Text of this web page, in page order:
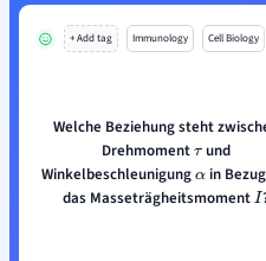
+ Add tag Immunology Cell Biology
Welche Beziehung steht
Drehmomentτ und
Winkelbeschleunigungα in
das MasseträgheitsmomentI